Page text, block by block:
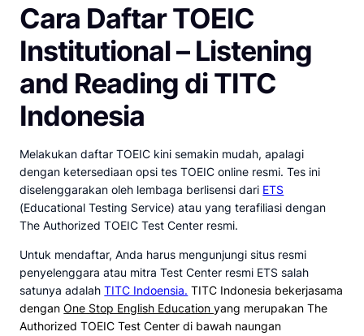
Cara Daftar TOEIC
Institutional – Listening
and Reading di TITC
Indonesia
Melakukan daftar TOEIC kini semakin mudah, apalagi
dengan ketersediaan opsi tes TOEIC online resmi. Tes ini
diselenggarakan oleh lembaga berlisensi dari ETS
(Educational Testing Service) atau yang terafiliasi dengan
The Authorized TOEIC Test Center resmi.
Untuk mendaftar, Anda harus mengunjungi situs resmi
penyelenggara atau mitra Test Center resmi ETS salah
satunya adalahTITC Indoensia. TITC Indonesia bekerjasama
denganOne Stop English Educationyang merupakan The
Authorized TOEIC Test Center di bawah naungan